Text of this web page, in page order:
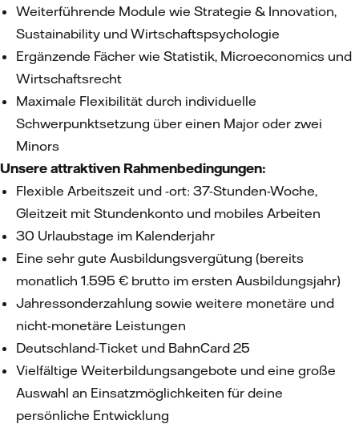
Weiterführende Module wie Strategie & Innovation,
Sustainability und Wirtschaftspsychologie
Ergänzende Fächer wie Statistik, Microeconomics und
Wirtschaftsrecht
Maximale Flexibilität durch individuelle
Schwerpunktsetzung über einen Major oder zwei
Minors
Unsere attraktiven Rahmenbedingungen:
Flexible Arbeitszeit und -ort: 37-Stunden-Woche,
Gleitzeit mit Stundenkonto und mobiles Arbeiten
30 Urlaubstage im Kalenderjahr
Eine sehr gute Ausbildungsvergütung (bereits
monatlich 1.595 € brutto im ersten Ausbildungsjahr)
Jahressonderzahlung sowie weitere monetäre und
nicht-monetäre Leistungen
Deutschland-Ticket und BahnCard 25
Vielfältige Weiterbildungsangebote und eine große
Auswahl an Einsatzmöglichkeiten für deine
persönliche Entwicklung